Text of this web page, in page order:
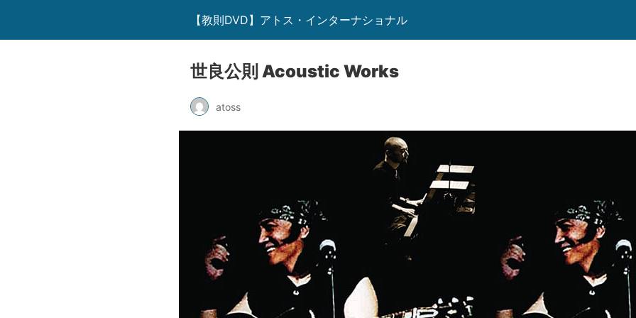
【教則DVD】アトス・インターナショナル
世良公則 Acoustic Works
atoss